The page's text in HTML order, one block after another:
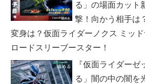
る」の場面カット
撃！向かう相手は
変身は？仮面ライダーノクス ミッ
ロードスリーブースター！
『仮面ライダー
る」闇の中の闇を